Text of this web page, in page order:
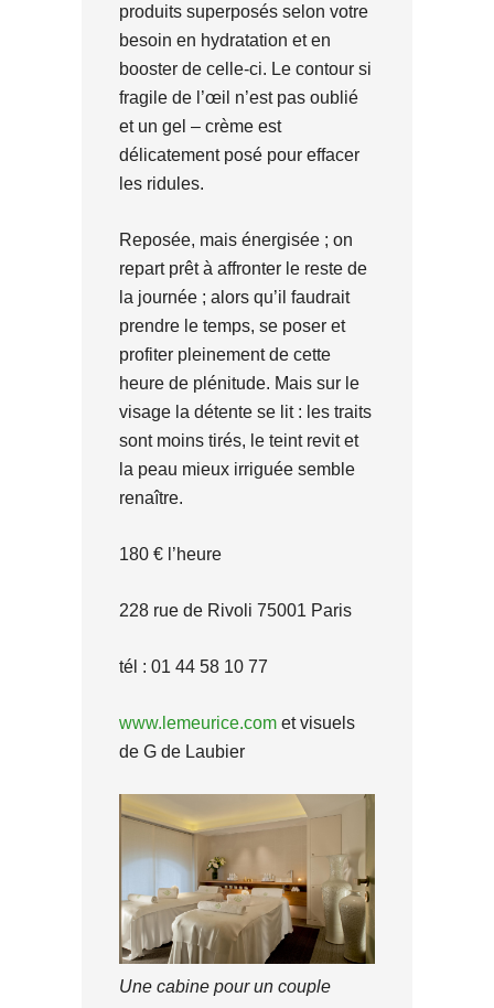
produits superposés selon votre
besoin en hydratation et en
booster de celle-ci. Le contour si
fragile de l’œil n’est pas oublié
et un gel – crème est
délicatement posé pour effacer
les ridules.
Reposée, mais énergisée ; on
repart prêt à affronter le reste de
la journée ; alors qu’il faudrait
prendre le temps, se poser et
profiter pleinement de cette
heure de plénitude. Mais sur le
visage la détente se lit : les traits
sont moins tirés, le teint revit et
la peau mieux irriguée semble
renaître.
180 € l’heure
228 rue de Rivoli 75001 Paris
tél : 01 44 58 10 77
www.lemeurice.com et visuels
de G de Laubier
Une cabine pour un couple